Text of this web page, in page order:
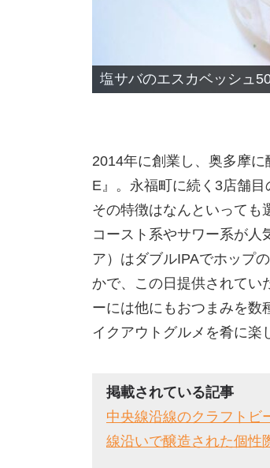
店は諏訪通り沿い。白い
2014年に創業し、奥多摩
E』。永福町に続く3店舗目
その特徴はなんといっても
コースト系やサワー系が人
ア）はダブルIPAでホップ
かで、この日提供されてい
ーには他にもおつまみを数
イクアウトグルメを肴に楽
掲載されている記事
中央線沿線のクラフトビ
線沿いで醸造された個性